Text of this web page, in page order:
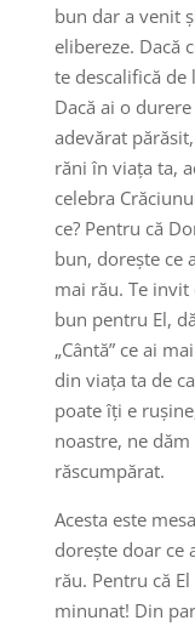
bun dar a venit
elibereze. Dacă
te descalifică de
Dacă ai o
adevărat
răni în viața ta,
celebra
ce? Pentru că
bun, dorește ce
mai rău. Te invit
bun pentru El,
„Cântă” ce ai
din viața ta de
poate îți e
noastre, ne
răscumpărat.
Acesta este
dorește doar ce
rău. Pentru că
minunat! Din